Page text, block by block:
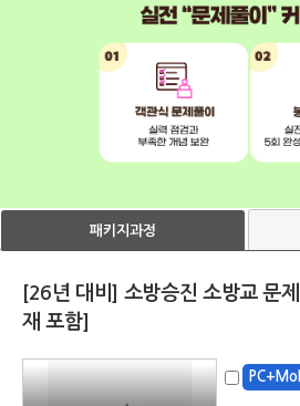
패키지과정
[26년 대비] 소방승진 소방교 문
재 포함]